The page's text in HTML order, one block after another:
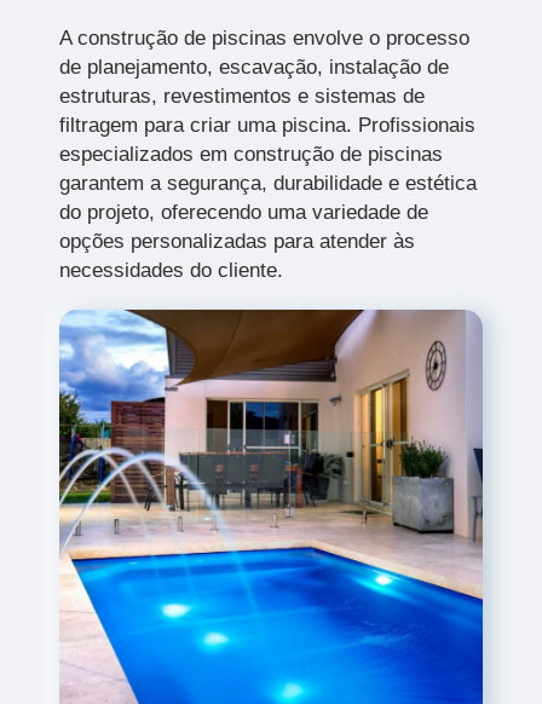
A construção de piscinas envolve o processo
de planejamento, escavação, instalação de
estruturas, revestimentos e sistemas de
filtragem para criar uma piscina. Profissionais
especializados em construção de piscinas
garantem a segurança, durabilidade e estética
do projeto, oferecendo uma variedade de
opções personalizadas para atender às
necessidades do cliente.